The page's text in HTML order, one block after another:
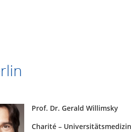
Prof. Dr. Gerald Willimsky
Charité –